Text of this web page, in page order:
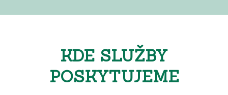
KDE SLUŽBY
POSKYTUJEME